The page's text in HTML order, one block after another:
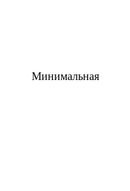
Минимальная